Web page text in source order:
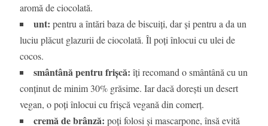
aromă de ciocolată.
unt: pentru a întări baza de biscuiți, dar și pentru a da un
luciu plăcut glazurii de ciocolată. Îl poți înlocui cu ulei de
cocos.
smântână pentru frișcă: îți recomand o smântână cu un
conținut de minim 30% grăsime. Iar dacă dorești un desert
vegan, o poți înlocui cu frișcă vegană din comerț.
cremă de brânză: poți folosi și mascarpone, însă evită